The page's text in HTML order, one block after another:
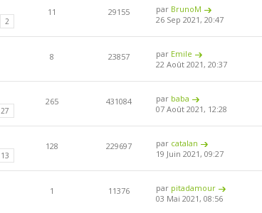
2
11 29155 par BrunoM
26 Sep 2021, 20:47
8 23857 par Emile
22 Août 2021, 20:37
27
265 431084 par baba
07 Août 2021, 12:28
13
128 229697 par catalan
19 Juin 2021, 09:27
1 11376 par pitadamour
03 Mai 2021, 08:56